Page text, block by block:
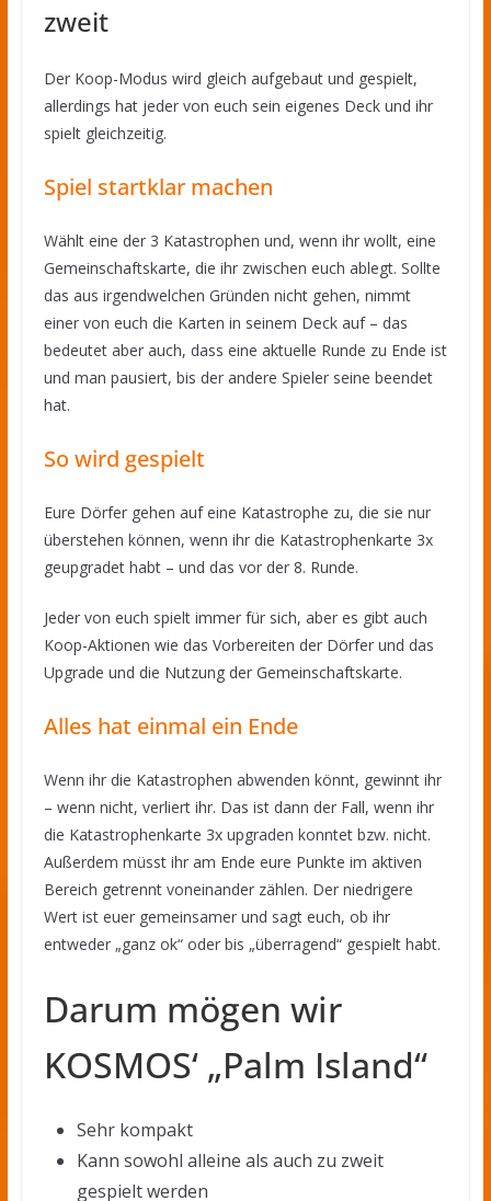
zweit
Der Koop-Modus wird gleich aufgebaut und gespielt,
allerdings hat jeder von euch sein eigenes Deck und ihr
spielt gleichzeitig.
Spiel startklar machen
Wählt eine der 3 Katastrophen und, wenn ihr wollt, eine
Gemeinschaftskarte, die ihr zwischen euch ablegt. Sollte
das aus irgendwelchen Gründen nicht gehen, nimmt
einer von euch die Karten in seinem Deck auf – das
bedeutet aber auch, dass eine aktuelle Runde zu Ende ist
und man pausiert, bis der andere Spieler seine beendet
hat.
So wird gespielt
Eure Dörfer gehen auf eine Katastrophe zu, die sie nur
überstehen können, wenn ihr die Katastrophenkarte 3x
geupgradet habt – und das vor der 8. Runde.
Jeder von euch spielt immer für sich, aber es gibt auch
Koop-Aktionen wie das Vorbereiten der Dörfer und das
Upgrade und die Nutzung der Gemeinschaftskarte.
Alles hat einmal ein Ende
Wenn ihr die Katastrophen abwenden könnt, gewinnt ihr
– wenn nicht, verliert ihr. Das ist dann der Fall, wenn ihr
die Katastrophenkarte 3x upgraden konntet bzw. nicht.
Außerdem müsst ihr am Ende eure Punkte im aktiven
Bereich getrennt voneinander zählen. Der niedrigere
Wert ist euer gemeinsamer und sagt euch, ob ihr
entweder „ganz ok“ oder bis „überragend“ gespielt habt.
Darum mögen wir
KOSMOS‘ „Palm Island“
Sehr kompakt
Kann sowohl alleine als auch zu zweit
gespielt werden